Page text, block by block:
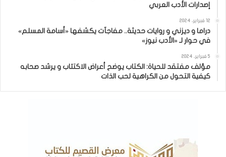
إصدارات الأدب العربي
12 فبراير، 2024
دراما و ديزني و روايات حديثة.. مفاجآت يكشفها «أسامة المسلم»
في حوار لـ «الأدب نيوز»
5 فبراير، 2024
مؤلف مفتقد للحياة: الكتاب يوضح أعراض الاكتئاب و يرشد صحابه
كيفية التحول من الكراهية لحب الذات